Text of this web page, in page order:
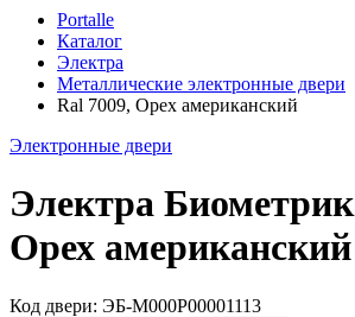
Portalle
Каталог
Электра
Металлические электронные двери
Ral 7009, Орех американский
Электронные двери
Электра Биометрик
Орех американский
Код двери: ЭБ-M000P00001113